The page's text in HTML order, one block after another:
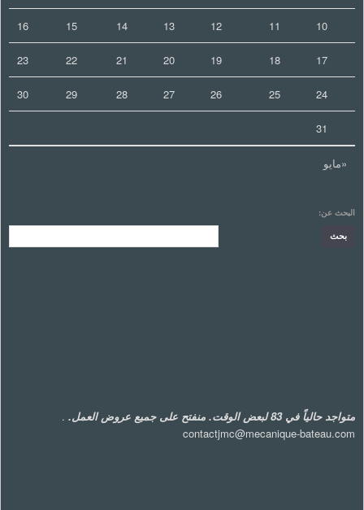
«مايو
10
11
12
13
14
15
16
17
18
19
20
21
22
23
24
25
26
27
28
29
30
31
البحث عن:
متواجد حالياً في 83 لبعض الوقت. منفتح على جميع عروض العمل.
.
contactjmc@mecanique-bateau.com